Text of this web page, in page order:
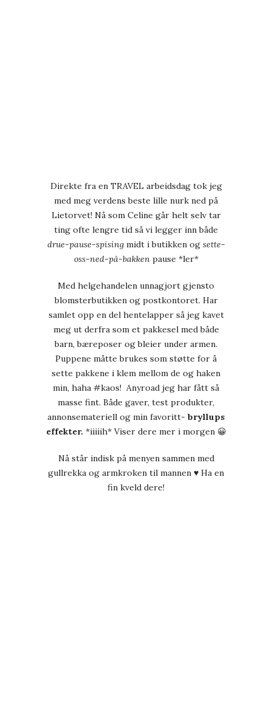
Direkte fra en TRAVEL arbeidsdag tok jeg
med meg verdens beste lille nurk ned på
Lietorvet! Nå som Celine går helt selv tar
ting ofte lengre tid så vi legger inn både
drue-pause-spisingmidt i butikken og sette-
oss-ned-på-bakkenpause *ler*
Med helgehandelen unnagjort gjensto
blomsterbutikken og postkontoret. Har
samlet opp en del hentelapper så jeg kavet
meg ut derfra som et pakkesel med både
barn, bæreposer og bleier under armen.
Puppene måtte brukes som støtte for å
sette pakkene i klem mellom de og haken
min, haha #kaos! Anyroad jeg har fått så
masse fint. Både gaver, test produkter,
annonsemateriell og min favoritt- bryllups
effekter. *iiiiih* Viser dere mer i morgen 😀
Nå står indisk på menyen sammen med
gullrekka og armkroken til mannen ♥ Ha en
fin kveld dere!